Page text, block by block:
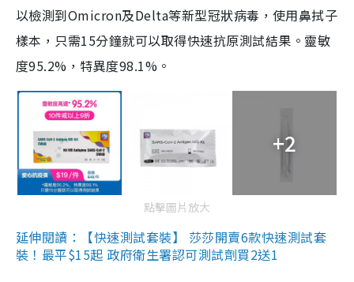
以檢測到Omicron及Delta等新型冠狀病毒，使用鼻拭子
樣本，只需15分鐘就可以取得快速抗原測試結果。靈敏
度95.2%，特異度98.1%。
+2
點擊圖片放大
延伸閱讀：【快速測試套裝】 莎莎開賣6款快速測試套
裝！最平$15起 政府衛生署認可測試劑買2送1